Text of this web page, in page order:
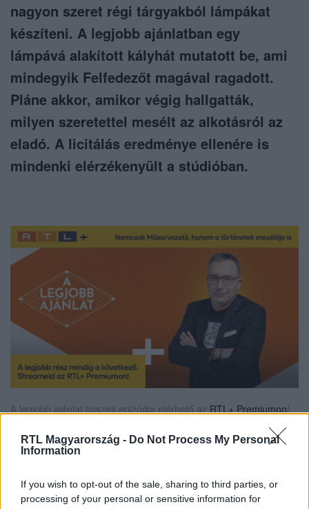
RTL Magyarország - Do Not Process My Personal
Information
If you wish to opt-out of the sale, sharing to third parties, or
processing of your personal or sensitive information for
nagyon szeret régi tárgyakból lámpákat
készíteni. A legjobb ajánlatban egy
lámpává alakított kályhát mutatott be, ami
mindegyik Felfedezőt magával ragadott.
Pláne akkor, amikor végig hallgatták,
milyen szeretettel mesélt az alkotásról az
eladó. A licitálás eredménye ellenére is
mindenki elérzékenyült a stúdióban.
A legjobb ajánlat összes epizódja elérhető azRTL+ Premiumon!
Itt állítsd be, hogy az RTL.hu az elsők között
legyen a Google-találatokban!